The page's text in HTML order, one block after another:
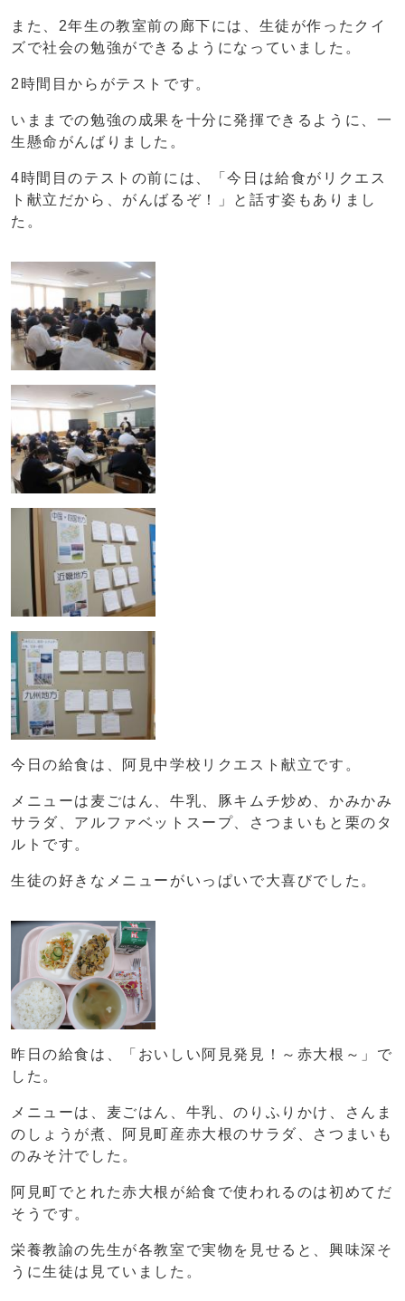
また、2年生の教室前の廊下には、生徒が作ったクイ
ズで社会の勉強ができるようになっていました。
2時間目からがテストです。
いままでの勉強の成果を十分に発揮できるように、一
生懸命がんばりました。
4時間目のテストの前には、「今日は給食がリクエス
ト献立だから、がんばるぞ！」と話す姿もありまし
た。
今日の給食は、阿見中学校リクエスト献立です。
メニューは麦ごはん、牛乳、豚キムチ炒め、かみかみ
サラダ、アルファベットスープ、さつまいもと栗のタ
ルトです。
生徒の好きなメニューがいっぱいで大喜びでした。
昨日の給食は、「おいしい阿見発見！～赤大根～」で
した。
メニューは、麦ごはん、牛乳、のりふりかけ、さんま
のしょうが煮、阿見町産赤大根のサラダ、さつまいも
のみそ汁でした。
阿見町でとれた赤大根が給食で使われるのは初めてだ
そうです。
栄養教諭の先生が各教室で実物を見せると、興味深そ
うに生徒は見ていました。